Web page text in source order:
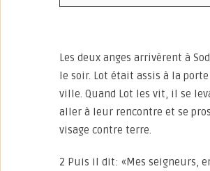
Les deux anges arrivèrent à
le soir. Lot était assis à la
ville. Quand Lot les vit, il se
aller à leur rencontre et se
visage contre terre.
2 Puis il dit: «Mes seigneurs,